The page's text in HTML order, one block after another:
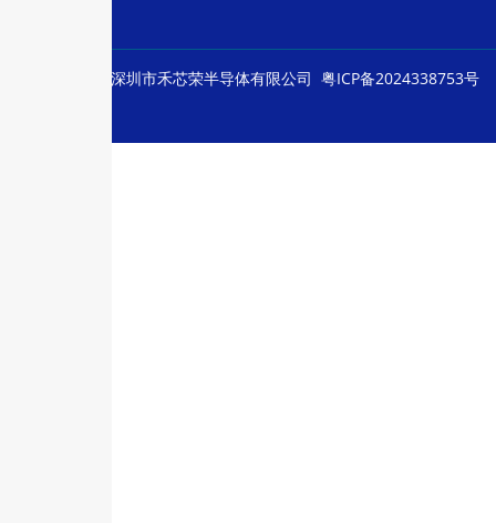
深圳市禾芯荣半导体有限公司 粤ICP备2024338753号